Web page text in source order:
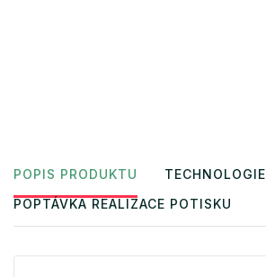
POPIS PRODUKTU TECHNOLOGIE
POPTÁVKA REALIZACE POTISKU